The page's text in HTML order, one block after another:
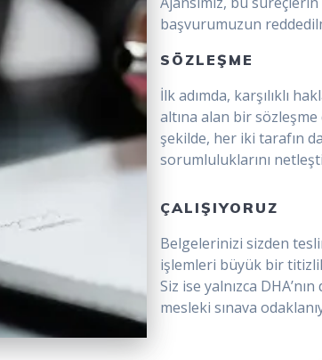
başvurumuzun
SÖZLEŞME
İlk adımda, karşılıklı
altına alan bir
şekilde, her iki tarafın
sorumluluklarını
ÇALIŞIYORUZ
Belgelerinizi sizden
işlemleri büyük bir
Siz ise yalnızca
mesleki sınava